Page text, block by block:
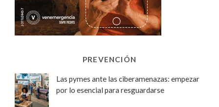
PREVENCIÓN
Las pymes ante las ciberamenazas: empezar
por lo esencial para resguardarse